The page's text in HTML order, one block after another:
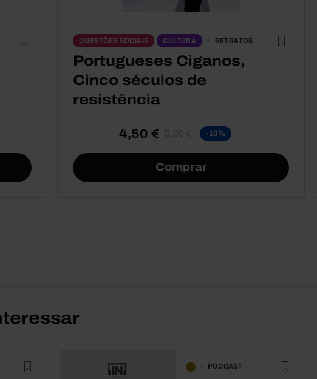
QUESTÕES SOCIAIS CULTURA RETRATOS
Portugueses Ciganos,
Cinco séculos de
resistência
4,50 € 5,00 € -10%
Comprar
PODCAST